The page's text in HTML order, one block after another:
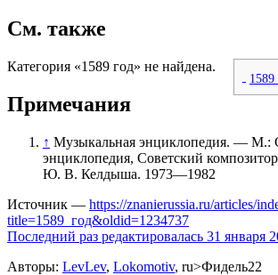
См. также
1589
Категория «1589 год» не найдена.
Примечания
↑ Музыкальная энциклопедия. — М.:
энциклопедия, Советский
Ю. В. Келдыша. 1973—1982
Источник — https://znanierussia.ru/articles/
title=1589_год&oldid=1234737
Последний раз редактировалась 31 января
Авторы: LevLev, Lokomotiv, ru>Фидель22